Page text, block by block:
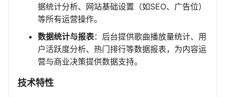
据统计分析、网站基础设置（如SEO、广告位）
等所有运营操作。
数据统计与报表：后台提供歌曲播放量统计、用
户活跃度分析、热门排行等数据报表，为内容运
营与商业决策提供数据支持。
技术特性